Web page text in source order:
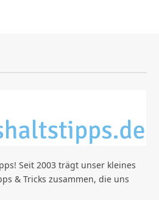
Seit 2003 trägt unser kleines
& Tricks zusammen, die uns